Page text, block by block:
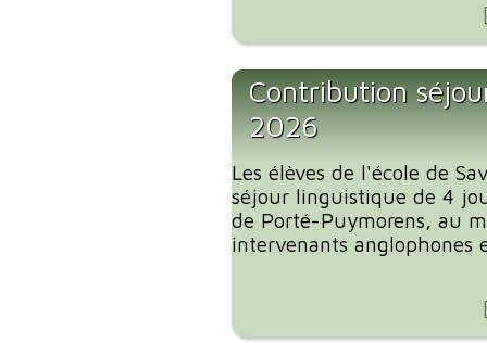
Contribution
2026
Les élèves de l'école de
séjour linguistique de 4
de Porté-Puymorens, au
intervenants anglophones